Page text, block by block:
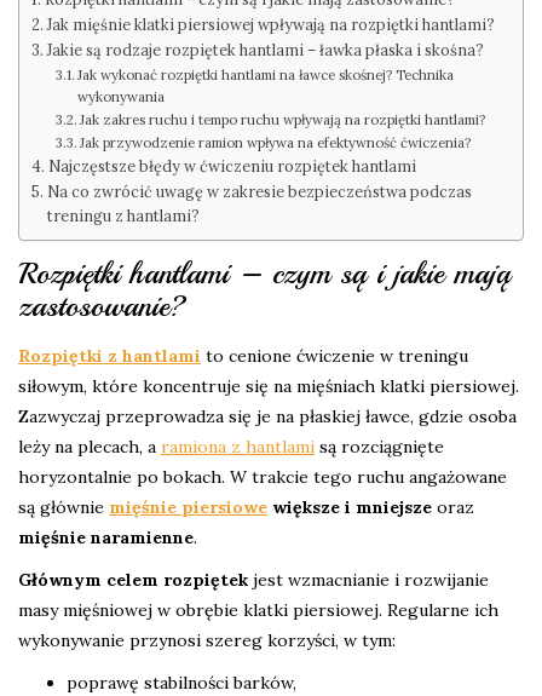
Jak mięśnie klatki piersiowej wpływają na rozpiętki hantlami?
Jakie są rodzaje rozpiętek hantlami – ławka płaska i skośna?
Jak wykonać rozpiętki hantlami na ławce skośnej? Technika
wykonywania
Jak zakres ruchu i tempo ruchu wpływają na rozpiętki hantlami?
Jak przywodzenie ramion wpływa na efektywność ćwiczenia?
Najczęstsze błędy w ćwiczeniu rozpiętek hantlami
Na co zwrócić uwagę w zakresie bezpieczeństwa podczas
treningu z hantlami?
Rozpiętki hantlami – czym są i jakie mają
zastosowanie?
Rozpiętki z hantlami to cenione ćwiczenie w treningu
siłowym, które koncentruje się na mięśniach klatki piersiowej.
Zazwyczaj przeprowadza się je na płaskiej ławce, gdzie osoba
leży na plecach, a ramiona z hantlami są rozciągnięte
horyzontalnie po bokach. W trakcie tego ruchu angażowane
są głównie mięśnie piersiowe większe i mniejsze oraz
mięśnie naramienne.
Głównym celem rozpiętek jest wzmacnianie i rozwijanie
masy mięśniowej w obrębie klatki piersiowej. Regularne ich
wykonywanie przynosi szereg korzyści, w tym:
poprawę stabilności barków,